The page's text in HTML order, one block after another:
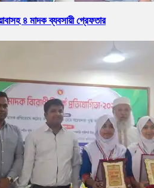
৪ মাদক ব্যবসায়ী গ্রেফতার